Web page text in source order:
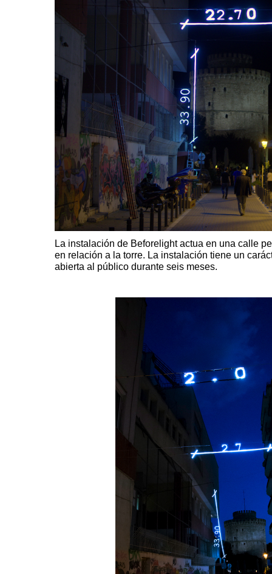
La instalación de Beforelight actua en una calle
en relación a la torre. La instalación tiene un
abierta al público durante seis meses.